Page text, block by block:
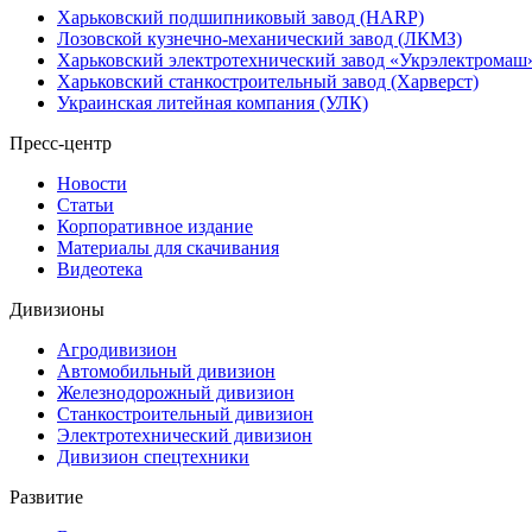
Харьковский подшипниковый завод (HARP)
Лозовской кузнечно-механический завод (ЛКМЗ)
Харьковский электротехнический завод
Харьковский станкостроительный завод (Харверст)
Украинская литейная компания (УЛК)
Пресс-центр
Новости
Статьи
Корпоративное издание
Материалы для скачивания
Видеотека
Дивизионы
Агродивизион
Автомобильный дивизион
Железнодорожный дивизион
Станкостроительный дивизион
Электротехнический дивизион
Дивизион спецтехники
Развитие